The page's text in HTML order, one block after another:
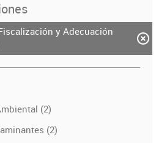
y Adecuación
(2)
(2)